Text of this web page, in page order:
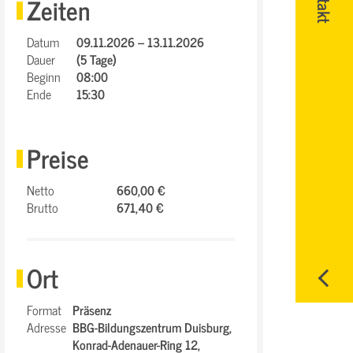
Zeiten
Datum
09.11.2026 – 13.11.2026
Dauer
(5 Tage)
Beginn
08:00
Ende
15:30
Preise
Netto
660,00 €
Brutto
671,40 €
Ort
Format Präsenz
Adresse BBG-Bildungszentrum Duisburg,
Konrad-Adenauer-Ring 12,